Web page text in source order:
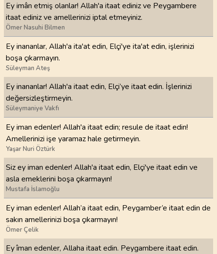
Ey imân etmiş olanlar! Allah'a itaat ediniz ve Peygambere
itaat ediniz ve amellerinizi iptal etmeyiniz.
Ömer Nasuhi Bilmen
Ey inananlar, Allah'a ita'at edin, Elçi'ye ita'at edin, işlerinizi
boşa çıkarmayın.
Süleyman Ateş
Ey inananlar! Allah'a itaat edin, Elçi’ye itaat edin. İşlerinizi
değersizleştirmeyin.
Süleymaniye Vakfı
Ey iman edenler! Allah'a itaat edin; resule de itaat edin!
Amellerinizi işe yaramaz hale getirmeyin.
Yaşar Nuri Öztürk
Siz ey iman edenler! Allah'a itaat edin, Elçi'ye itaat edin ve
asla emeklerini boşa çıkarmayın!
Mustafa İslamoğlu
Ey iman edenler! Allah’a itaat edin, Peygamber’e itaat edin de
sakın amellerinizi boşa çıkarmayın!
Ömer Çelik
Ey îman edenler, Allaha itaat edin. Peygambere itaat edin.